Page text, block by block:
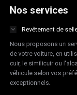
opens
new
window
opens
new
window
opens
new
window
opens
new
Nos services
Revêtement de
Nous proposons un
de votre voiture, en
cuir, le similicuir ou
véhicule selon vos
exceptionnels.